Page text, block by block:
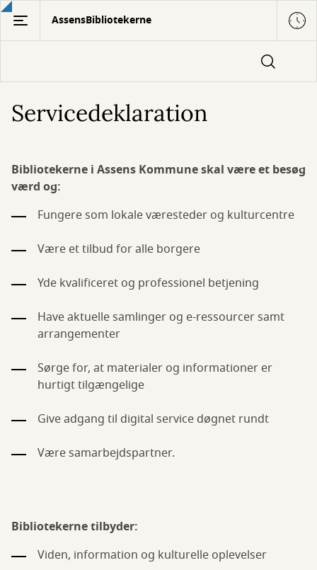
Gå
hovedindhold
AssensBibliotekerne
Servicedeklaration
Bibliotekerne i Assens Kommune skal være et besøg
værd og:
Fungere som lokale væresteder og kulturcentre
Være et tilbud for alle borgere
Yde kvalificeret og professionel betjening
Have aktuelle samlinger og e-ressourcer samt
arrangementer
Sørge for, at materialer og informationer er
hurtigt tilgængelige
Give adgang til digital service døgnet rundt
Være samarbejdspartner.
Bibliotekerne tilbyder:
Viden, information og kulturelle oplevelser